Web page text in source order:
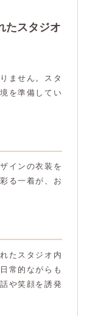
たスタジオ
ません。スタ
を準備してい
インの衣装を
る一着が、お
たスタジオ内
常的ながらも
や笑顔を誘発